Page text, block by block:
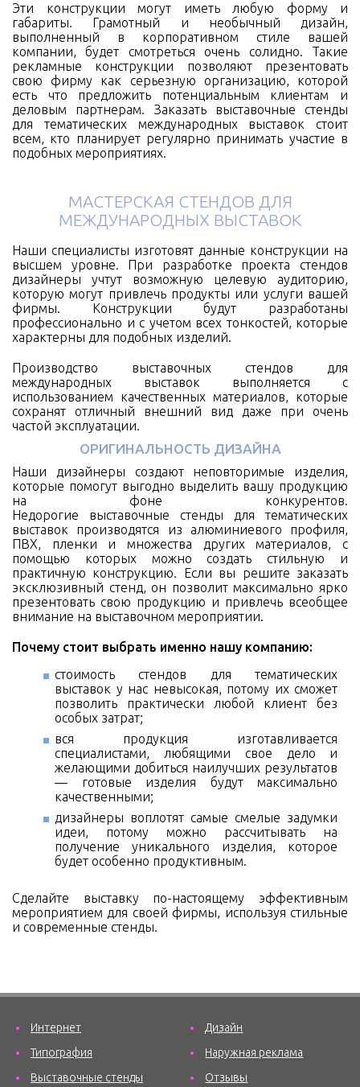
Эти конструкции могут иметь любую форму и
габариты. Грамотный и необычный дизайн,
выполненный в корпоративном стиле вашей
компании, будет смотреться очень солидно. Такие
рекламные конструкции позволяют презентовать
свою фирму как серьезную организацию, которой
есть что предложить потенциальным клиентам и
деловым партнерам. Заказать выставочные стенды
для тематических международных выставок
стоит
всем, кто планирует регулярно принимать участие в
подобных мероприятиях.
МАСТЕРСКАЯ СТЕНДОВ ДЛЯ
МЕЖДУНАРОДНЫХ ВЫСТАВОК
Наши специалисты изготовят данные конструкции на
высшем уровне. При разработке проекта стендов
дизайнеры учтут возможную целевую аудиторию,
которую могут привлечь продукты или услуги вашей
фирмы. Конструкции будут разработаны
профессионально и с учетом всех тонкостей, которые
характерны для подобных изделий.
Производство выставочных стендов для
международных выставок
выполняется с
использованием качественных материалов, которые
сохранят отличный внешний вид даже при очень
частой эксплуатации.
ОРИГИНАЛЬНОСТЬ ДИЗАЙНА
Наши дизайнеры создают неповторимые изделия,
которые помогут выгодно выделить вашу продукцию
на фоне конкурентов.
Недорогие выставочные стенды для тематических
выставок
производятся из алюминиевого профиля,
ПВХ, пленки и множества других материалов, с
помощью которых можно создать стильную и
практичную конструкцию. Если вы решите заказать
эксклюзивный стенд, он позволит максимально ярко
презентовать свою продукцию и привлечь всеобщее
внимание на выставочном мероприятии.
Почему стоит выбрать именно нашу компанию:
стоимость стендов для тематических
выставок у нас невысокая, потому их сможет
позволить практически любой клиент без
особых затрат;
вся продукция изготавливается
специалистами, любящими свое дело и
желающими добиться наилучших результатов
— готовые изделия будут максимально
качественными;
дизайнеры воплотят самые смелые задумки
идеи, потому можно рассчитывать на
получение уникального изделия, которое
будет особенно продуктивным.
Сделайте выставку по-настоящему эффективным
мероприятием для своей фирмы, используя стильные
и современные стенды.
Интернет
Дизайн
Типография
Наружная реклама
Выставочные стенды
Отзывы